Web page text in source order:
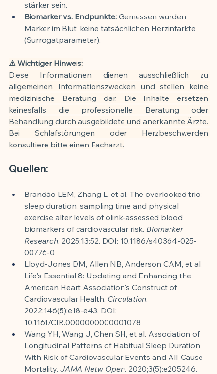
stärker sein.
Biomarker vs. Endpunkte: Gemessen wurden
Marker im Blut, keine tatsächlichen Herzinfarkte
(Surrogatparameter).
⚠ Wichtiger Hinweis:
Diese Informationen dienen ausschließlich zu
allgemeinen Informationszwecken und stellen keine
medizinische Beratung dar. Die Inhalte ersetzen
keinesfalls die professionelle Beratung oder
Behandlung durch ausgebildete und anerkannte Ärzte.
Bei Schlafstörungen oder Herzbeschwerden
konsultiere bitte einen Facharzt.
Quellen:
Brandão LEM, Zhang L, et al. The overlooked trio:
sleep duration, sampling time and physical
exercise alter levels of olink-assessed blood
biomarkers of cardiovascular risk. Biomarker
Research. 2025;13:52. DOI: 10.1186/s40364-025-
00776-0
Lloyd-Jones DM, Allen NB, Anderson CAM, et al.
Life's Essential 8: Updating and Enhancing the
American Heart Association's Construct of
Cardiovascular Health. Circulation.
2022;146(5):e18-e43. DOI:
10.1161/CIR.0000000000001078
Wang YH, Wang J, Chen SH, et al. Association of
Longitudinal Patterns of Habitual Sleep Duration
With Risk of Cardiovascular Events and All-Cause
Mortality. JAMA Netw Open. 2020;3(5):e205246.